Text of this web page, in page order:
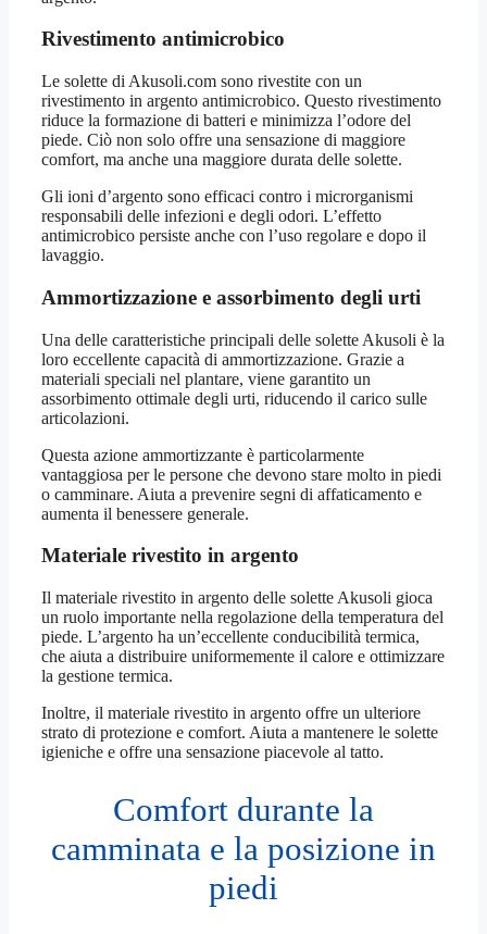
Rivestimento antimicrobico
Le solette di Akusoli.com sono rivestite con un
rivestimento in argento antimicrobico. Questo rivestimento
riduce la formazione di batteri e minimizza l’odore del
piede. Ciò non solo offre una sensazione di maggiore
comfort, ma anche una maggiore durata delle solette.
Gli ioni d’argento sono efficaci contro i microrganismi
responsabili delle infezioni e degli odori. L’effetto
antimicrobico persiste anche con l’uso regolare e dopo il
lavaggio.
Ammortizzazione e assorbimento degli urti
Una delle caratteristiche principali delle solette Akusoli è la
loro eccellente capacità di ammortizzazione. Grazie a
materiali speciali nel plantare, viene garantito un
assorbimento ottimale degli urti, riducendo il carico sulle
articolazioni.
Questa azione ammortizzante è particolarmente
vantaggiosa per le persone che devono stare molto in piedi
o camminare. Aiuta a prevenire segni di affaticamento e
aumenta il benessere generale.
Materiale rivestito in argento
Il materiale rivestito in argento delle solette Akusoli gioca
un ruolo importante nella regolazione della temperatura del
piede. L’argento ha un’eccellente conducibilità termica,
che aiuta a distribuire uniformemente il calore e ottimizzare
la gestione termica.
Inoltre, il materiale rivestito in argento offre un ulteriore
strato di protezione e comfort. Aiuta a mantenere le solette
igieniche e offre una sensazione piacevole al tatto.
Comfort durante la
camminata e la posizione in
piedi